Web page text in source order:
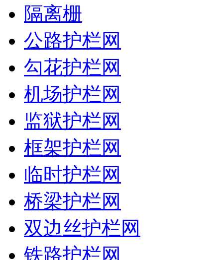
隔离栅
公路护栏网
勾花护栏网
机场护栏网
监狱护栏网
框架护栏网
临时护栏网
桥梁护栏网
双边丝护栏网
铁路护栏网